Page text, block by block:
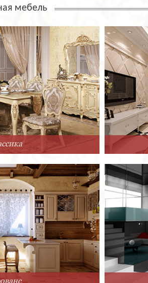
мебель